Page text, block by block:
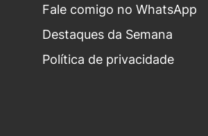
Fale comigo no WhatsApp
Destaques da Semana
Política de privacidade